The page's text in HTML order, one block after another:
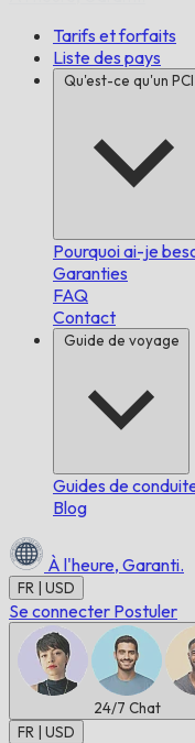
Tarifs et forfaits
Liste des pays
Qu'est-ce qu'un PCI
Pourquoi ai-je
Garanties
FAQ
Contact
Guide de voyage
Guides de
Blog
À l'heure, Garanti.
FR | USD
Se connecter Postuler
24/7 Chat
FR | USD